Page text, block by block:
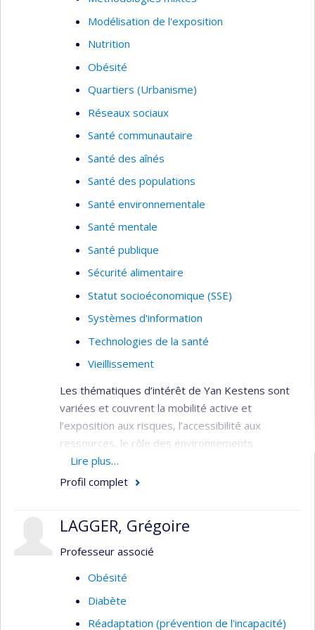
Modélisation de l'exposition
Nutrition
Obésité
Quartiers (Urbanisme)
Réseaux sociaux
Santé communautaire
Santé des aînés
Santé des populations
Santé environnementale
Santé mentale
Santé publique
Sécurité alimentaire
Statut socioéconomique (SSE)
Systèmes d'information
Technologies de la santé
Vieillissement
Les thématiques d’intérêt de Yan Kestens sont
variées et couvrent la mobilité active et
l’exposition aux risques, l’accessibilité aux
ressources, le rôle des environnements
alimentaires, le vieillissement et la santé mentale.
Développement et application d’outils de
caractériser les facteurs et processus
impliqués dans les liens entre
environnement et santé.
Diverses recherches en cours portant sur la
dimension spatiale de nos interactions avec
Lire plus…
Profil complet
LAGGER, Grégoire
Professeur associé
Obésité
Diabète
Réadaptation (prévention de l'incapacité)